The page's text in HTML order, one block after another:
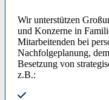
Wir unterstützen
und Konzerne in
Mitarbeitenden bei
Nachfolgeplanung,
Besetzung von
z.B.: